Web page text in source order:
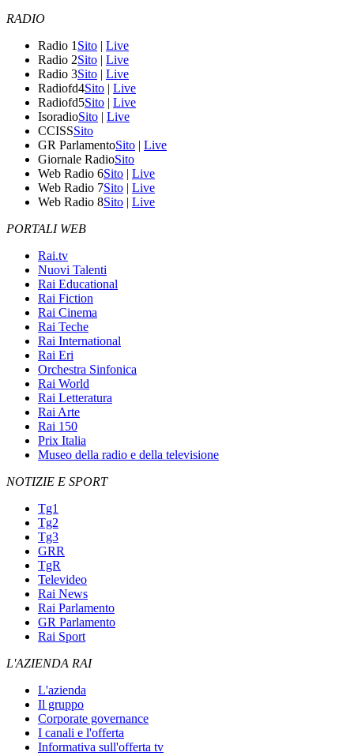
RADIO
Radio 1 Sito | Live
Radio 2Sito | Live
Radio 3Sito | Live
Radiofd4Sito | Live
Radiofd5Sito | Live
IsoradioSito | Live
CCISSSito
GR ParlamentoSito | Live
Giornale RadioSito
Web Radio 6Sito | Live
Web Radio 7Sito | Live
Web Radio 8Sito | Live
PORTALI WEB
Rai.tv
Nuovi Talenti
Rai Educational
Rai Fiction
Rai Cinema
Rai Teche
Rai International
Rai Eri
Orchestra Sinfonica
Rai World
Rai Letteratura
Rai Arte
Rai 150
Prix Italia
Museo della radio e della televisione
NOTIZIE E SPORT
Tg1
Tg2
Tg3
GRR
TgR
Televideo
Rai News
Rai Parlamento
GR Parlamento
Rai Sport
L'AZIENDA RAI
L'azienda
Il gruppo
Corporate governance
I canali e l'offerta
Informativa sull'offerta tv